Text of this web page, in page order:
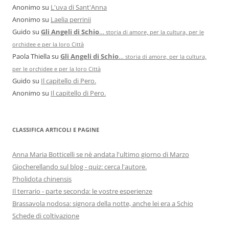
Anonimo su L'uva di Sant'Anna
Anonimo su Laelia perrinii
Guido su Gli Angeli di Schio… storia di amore, per la cultura, per le
orchidee e per la loro Città
Paola Thiellasu Gli Angeli di Schio… storia di amore, per la cultura,
per le orchidee e per la loro Città
Guido su Il capitello di Pero.
Anonimo su Il capitello di Pero.
CLASSIFICA ARTICOLI E PAGINE
Anna Maria Botticelli se nè andata l'ultimo giorno di Marzo
Giocherellando sul blog - quiz: cerca l'autore.
Pholidota chinensis
Il terrario - parte seconda: le vostre esperienze
Brassavola nodosa: signora della notte, anche lei era a Schio
Schede di coltivazione